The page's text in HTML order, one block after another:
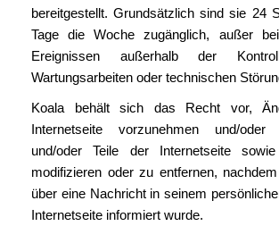
bereitgestellt. Grundsätzlich sind sie 24
Tage die Woche zugänglich, außer
Ereignissen außerhalb der
Wartungsarbeiten oder technischen
Koala behält sich das Recht vor,
Internetseite vorzunehmen und/
und/oder Teile der Internetseite
modifizieren oder zu entfernen,
über eine Nachricht in seinem
Internetseite informiert wurde.